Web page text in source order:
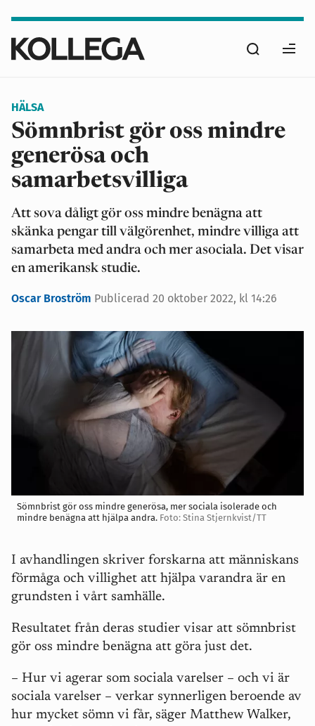
huvudinnehåll
Sök
HÄLSA
Sömnbrist gör oss mindre
generösa och
samarbetsvilliga
Att sova dåligt gör oss mindre benägna att
skänka pengar till välgörenhet, mindre villiga att
samarbeta med andra och mer asociala. Det visar
en amerikansk studie.
Oscar Broström Publicerad 20 oktober 2022, kl 14:26
Sömnbrist gör oss mindre generösa, mer sociala isolerade och
mindre benägna att hjälpa andra. Foto: Stina Stjernkvist/TT
I avhandlingen skriver forskarna att människans
förmåga och villighet att hjälpa varandra är en
grundsten i vårt samhälle.
Resultatet från deras studier visar att sömnbrist
gör oss mindre benägna att göra just det.
– Hur vi agerar som sociala varelser – och vi är
sociala varelser – verkar synnerligen beroende av
hur mycket sömn vi får, säger Matthew Walker,